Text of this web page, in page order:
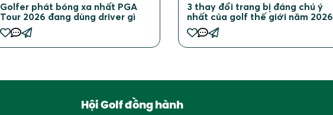
Golfer phát bóng xa nhất PGA
Tour 2026 đang dùng driver gì
3 thay đổi trang bị đáng chú ý
nhất của golf thế giới năm 2026
Hội Golf đồng hành